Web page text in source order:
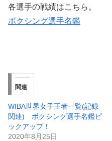
各選手の戦績はこちら。
ボクシング選手名鑑
関連
WIBA世界女子王者一覧(記録
関連) ボクシング選手名鑑ピ
ックアップ！
2020年8月25日